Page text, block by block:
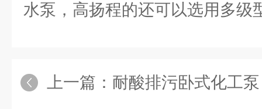
水泵，高扬程的还可以选用多级
上一篇： 耐酸排污卧式化工泵